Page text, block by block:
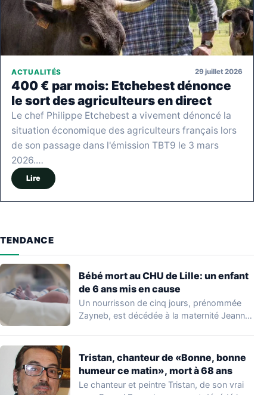
ACTUALITÉS 29 juillet 2026
400 € par mois: Etchebest dénonce
le sort des agriculteurs en direct
Le chef Philippe Etchebest a vivement dénoncé la
situation économique des agriculteurs français lors
de son passage dans l'émission TBT9 le 3 mars
2026.…
Lire
TENDANCE
Bébé mort au CHU de Lille: un enfant
de 6 ans mis en cause
Un nourrisson de cinq jours, prénommée
Zayneb, est décédée à la maternité Jeanne
Tristan, chanteur de «Bonne, bonne
humeur ce matin», mort à 68 ans
Le chanteur et peintre Tristan, de son vrai